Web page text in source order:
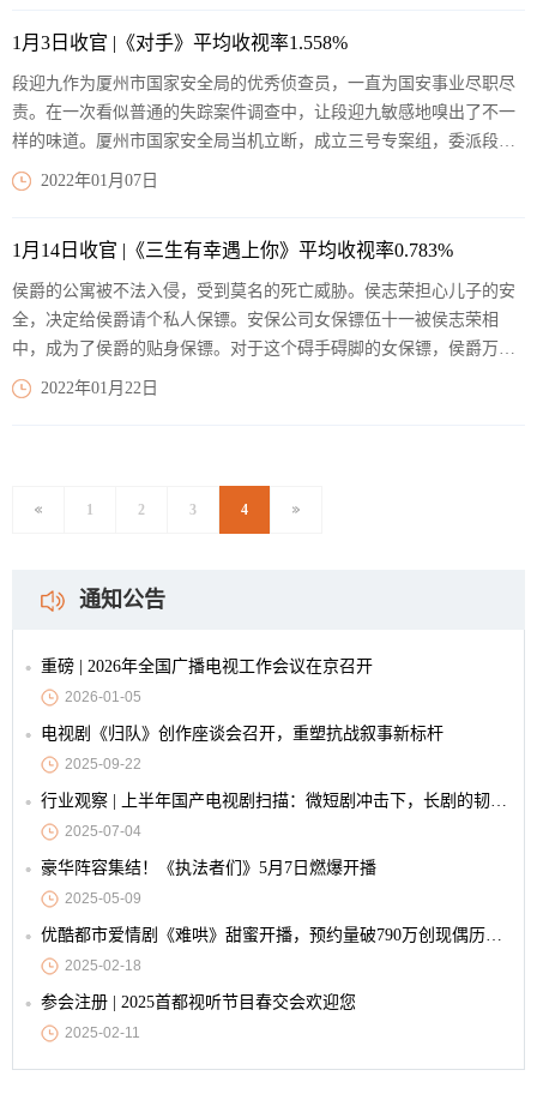
最终收获了成长，获得了真正的幸福 。【阅读全文】
1月3日收官 |《对手》平均收视率1.558%
段迎九作为厦州市国家安全局的优秀侦查员，一直为国安事业尽职尽
责。在一次看似普通的失踪案件调查中，让段迎九敏感地嗅出了不一
样的味道。厦州市国家安全局当机立断，成立三号专案组，委派段迎
九担任临时组长。段迎九召集到大峰和老魏等旧部同事，还调来了黄
段迎九根据每个嫌疑人的特点，制订了相应的行动方案，代号“凤凰行
动”。段迎九和伙伴们用自己的智慧和胆识，死死地压制着几个还在苟
延残喘的间谍。最终，以段迎九为首的国安干警逐一将藏匿在厦州市
灯红酒绿之下的间谍绳之以法。至此，“凤凰行动”大获全胜。【阅读
2022年01月07日
1月14日收官 |《三生有幸遇上你》平均收视率0.783%
侯爵的公寓被不法入侵，受到莫名的死亡威胁。侯志荣担心儿子的安
全，决定给侯爵请个私人保镖。安保公司女保镖伍十一被侯志荣相
中，成为了侯爵的贴身保镖。对于这个碍手碍脚的女保镖，侯爵万分
拒绝，极尽刁难和捉弄，十一兵来将挡以牙还牙，俩人的关系在慢慢
2022年01月22日
1 2 3 4
通知公告
重磅 | 2026年全国广播电视工作会议在京召开
2026-01-05
电视剧《归队》创作座谈会召开，重塑抗战叙事新标杆
2025-09-22
行业观察 | 上半年国产电视剧扫描：微短剧冲击下，长剧的韧性与创新
2025-07-04
豪华阵容集结！《执法者们》5月7日燃爆开播
2025-05-09
优酷都市爱情剧《难哄》甜蜜开播，预约量破790万创现偶历史纪录
2025-02-18
参会注册 | 2025首都视听节目春交会欢迎您
2025-02-11